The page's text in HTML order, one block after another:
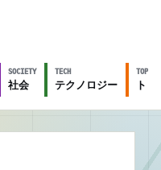
SOCIETY
社会
TECH
テクノロジー
TOPICS
ト